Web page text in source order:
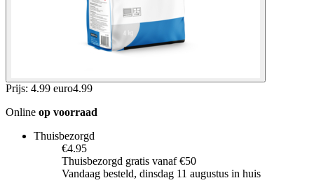
Prijs: 4.99 euro4.99
Online op voorraad
Thuisbezorgd
€4.95
Thuisbezorgd gratis vanaf €50
Vandaag besteld, dinsdag 11 augustus in huis